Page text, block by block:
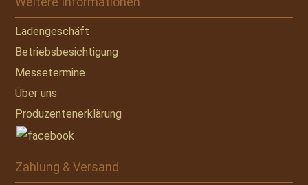
Ladengeschäft
Betriebsbesichtigung
Messetermine
Über uns
Produzentenerklärung
Zahlung & Versand